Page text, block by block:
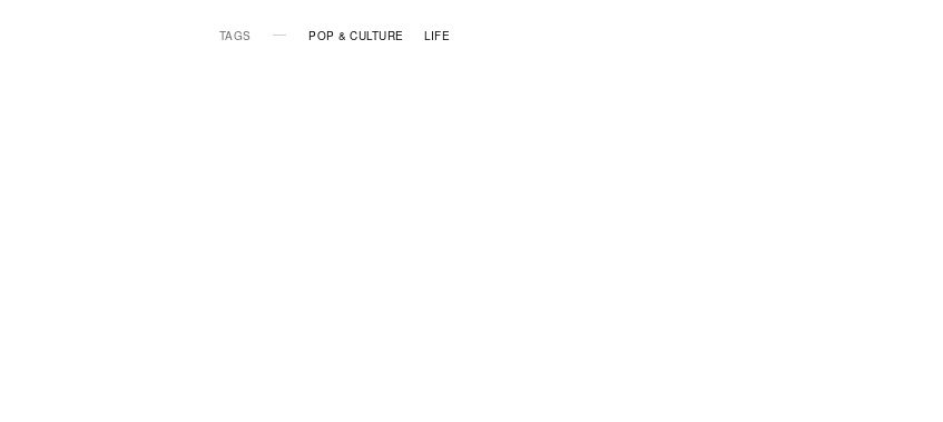
TAGS POP & CULTURE LIFE